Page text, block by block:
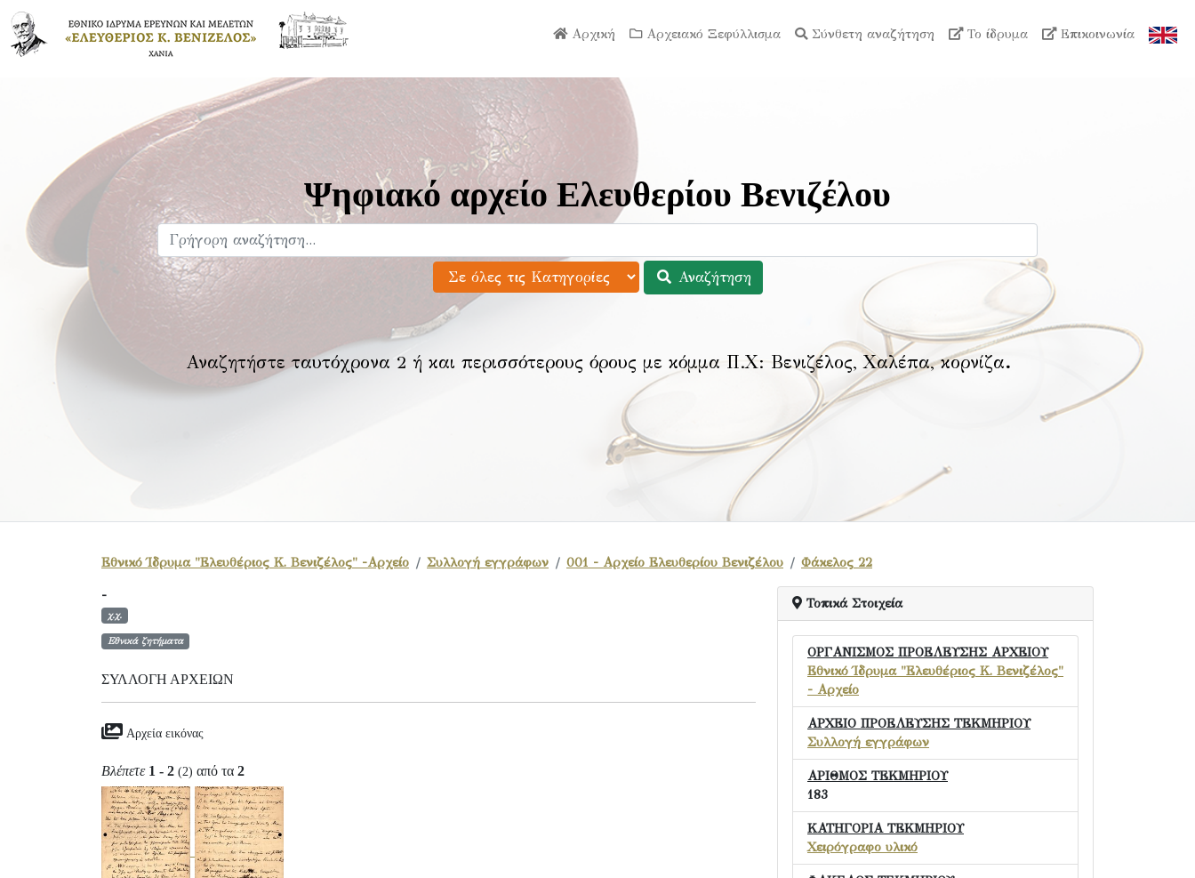
Αρχική Αρχειακό Ξεφύλλισμα Σύνθετη αναζήτηση Το ίδρυμα Επικοινωνία
Ψηφιακό αρχείο Ελευθερίου Βενιζέλου
Αναζήτηση
Αναζητήστε ταυτόχρονα 2 ή και περισσότερους όρους με κόμμα Π.Χ: Βενιζέλος, Χαλέπα, κορνίζα.
Εθνικό Ίδρυμα "Ελευθέριος Κ. Βενιζέλος" -Αρχείο Συλλογή εγγράφων 001 - Αρχείο Ελευθερίου Βενιζέλου Φάκελος 22
-
χ.χ.
Εθνικά ζητήματα
ΣΥΛΛΟΓΉ ΑΡΧΕΊΩΝ
Αρχεία εικόνας
Βλέπετε 1 - 2 (2) από τα 2
Τοπικά Στοιχεία
ΟΡΓΑΝΙΣΜΟΣ ΠΡΟΕΛΕΥΣΗΣ ΑΡΧΕΙΟΥ
Εθνικό Ίδρυμα "Ελευθέριος Κ. Βενιζέλος"
- Αρχείο
ΑΡΧΕΙΟ ΠΡΟΕΛΕΥΣΗΣ ΤΕΚΜΗΡΙΟΥ
Συλλογή εγγράφων
ΑΡΙΘΜΟΣ ΤΕΚΜΗΡΙΟΥ
183
ΚΑΤΗΓΟΡΙΑ ΤΕΚΜΗΡΙΟΥ
Χειρόγραφο υλικό